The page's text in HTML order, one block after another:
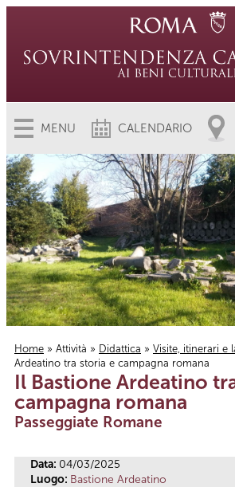
MENU CALENDARIO
Tu sei qui
Home » Attività » Didattica » Visite, itinerari e
Ardeatino tra storia e campagna romana
Il Bastione Ardeatino
campagna romana
Passeggiate Romane
Data: 04/03/2025
Luogo: Bastione Ardeatino